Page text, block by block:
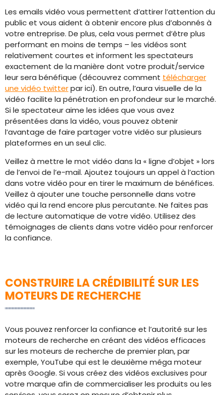
Les emails vidéo vous permettent d’attirer l’attention du
public et vous aident à obtenir encore plus d’abonnés à
votre entreprise. De plus, cela vous permet d’être plus
performant en moins de temps – les vidéos sont
relativement courtes et informent les spectateurs
exactement de la manière dont votre produit/service
leur sera bénéfique (découvrez comment télécharger
une vidéo twitterpar ici). En outre, l’aura visuelle de la
vidéo facilite la pénétration en profondeur sur le marché.
Si le spectateur aime les idées que vous avez
présentées dans la vidéo, vous pouvez obtenir
l’avantage de faire partager votre vidéo sur plusieurs
plateformes en un seul clic.
Veillez à mettre le mot vidéo dans la « ligne d’objet » lors
de l’envoi de l’e-mail. Ajoutez toujours un appel à l’action
dans votre vidéo pour en tirer le maximum de bénéfices.
Veillez à ajouter une touche personnelle dans votre
vidéo qui la rend encore plus percutante. Ne faites pas
de lecture automatique de votre vidéo. Utilisez des
témoignages de clients dans votre vidéo pour renforcer
la confiance.
CONSTRUIRE LA CRÉDIBILITÉ SUR LES
MOTEURS DE RECHERCHE
Vous pouvez renforcer la confiance et l’autorité sur les
moteurs de recherche en créant des vidéos efficaces
sur les moteurs de recherche de premier plan, par
exemple, YouTube qui est le deuxième méga moteur
après Google. Si vous créez des vidéos exclusives pour
votre marque afin de commercialiser les produits ou les